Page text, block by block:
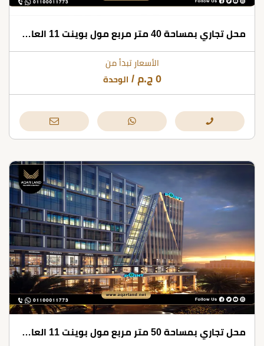
محل تجاري بمساحة 40 متر مربع مول بوينت 11 العاصمة الإدارية
الأسعار تبدأ من
0 ج.م / الوحدة
محل تجاري بمساحة 50 متر مربع مول بوينت 11 العاصمة الإدارية